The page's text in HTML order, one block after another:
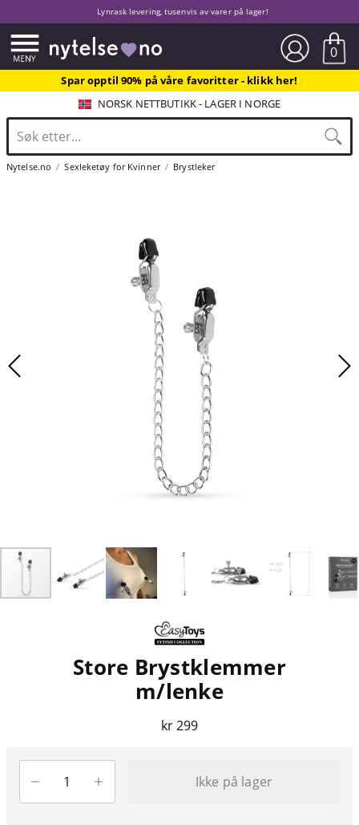
Lynrask levering, tusenvis av varer på lager!
0
Spar opptil 90% på våre favoritter - klikk her!
NORSK NETTBUTIKK - LAGER I NORGE
Nytelse.no Sexleketøy for Kvinner Brystleker
Store Brystklemmer
m/lenke
kr 299
Ikke på lager